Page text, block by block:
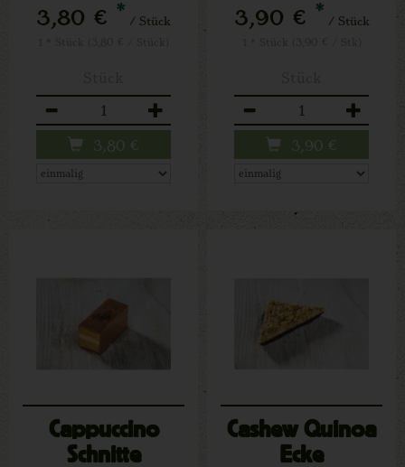
3,80 € * / Stück
3,80 €
3,90 € * / Stück
3,90 €
Cappuccino
Schnitte
Cashew Quinoa
Ecke